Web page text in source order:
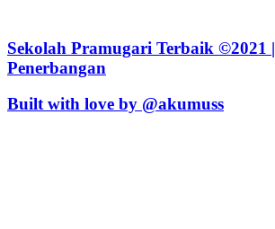
Sekolah Pramugari Terbaik ©2021
Penerbangan
Built with love by @akumuss